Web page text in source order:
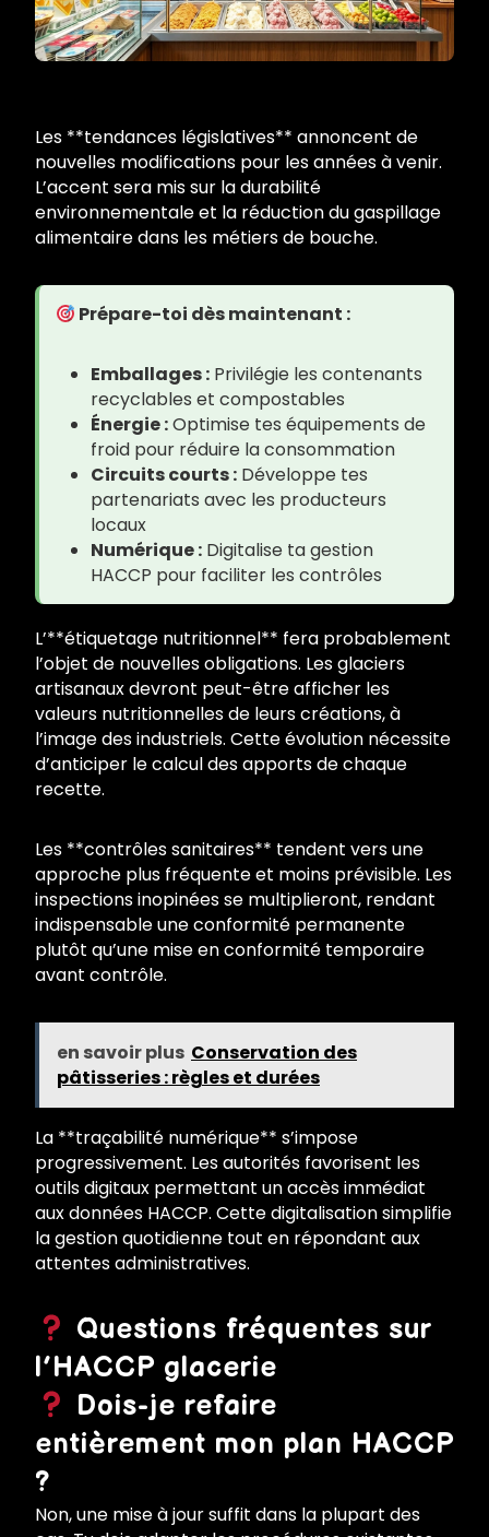
Les **tendances législatives** annoncent de
nouvelles modifications pour les années à venir.
L’accent sera mis sur la durabilité
environnementale et la réduction du gaspillage
alimentaire dans les métiers de bouche.
Prépare-toi dès maintenant :
Emballages : Privilégie les contenants
recyclables et compostables
Énergie :Optimise tes équipements de
froid pour réduire la consommation
Circuits courts : Développe tes
partenariats avec les producteurs
locaux
Numérique : Digitalise ta gestion
HACCP pour faciliter les contrôles
L’**étiquetage nutritionnel** fera probablement
l’objet de nouvelles obligations. Les glaciers
artisanaux devront peut-être afficher les
valeurs nutritionnelles de leurs créations, à
l’image des industriels. Cette évolution nécessite
d’anticiper le calcul des apports de chaque
recette.
Les **contrôles sanitaires** tendent vers une
approche plus fréquente et moins prévisible. Les
inspections inopinées se multiplieront, rendant
indispensable une conformité permanente
plutôt qu’une mise en conformité temporaire
avant contrôle.
en savoir plus Conservation des
pâtisseries : règles et durées
La **traçabilité numérique** s’impose
progressivement. Les autorités favorisent les
outils digitaux permettant un accès immédiat
aux données HACCP. Cette digitalisation simplifie
la gestion quotidienne tout en répondant aux
attentes administratives.
Questions fréquentes sur
l’HACCP glacerie
Dois-je refaire
entièrement mon plan HACCP
?
Non, une mise à jour suffit dans la plupart des